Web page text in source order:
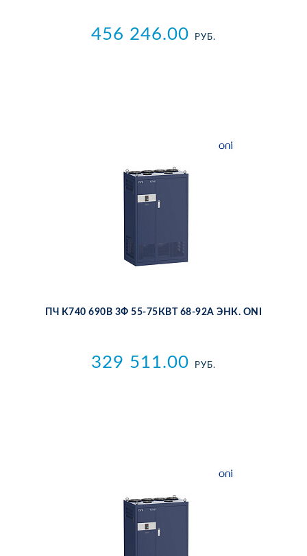
456 246.00 РУБ.
ПЧ K740 690В 3Ф 55-75КВТ 68-92А ЭНК. ONI
329 511.00 РУБ.